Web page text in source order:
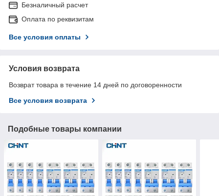
Безналичный расчет
Оплата по реквизитам
Все условия оплаты
Условия возврата
Возврат товара в течение 14 дней по договоренности
Все условия возврата
Подобные товары компании